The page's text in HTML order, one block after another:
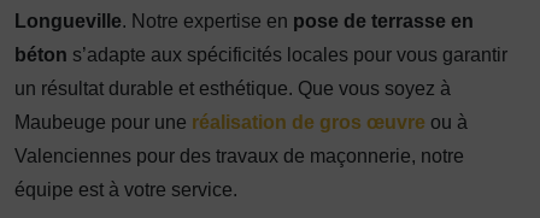
Longueville. Notre expertise en pose de terrasse en
béton s’adapte aux spécificités locales pour vous garantir
un résultat durable et esthétique. Que vous soyez à
Maubeuge pour une réalisation de gros œuvre ou à
Valenciennes pour des travaux de maçonnerie, notre
équipe est à votre service.